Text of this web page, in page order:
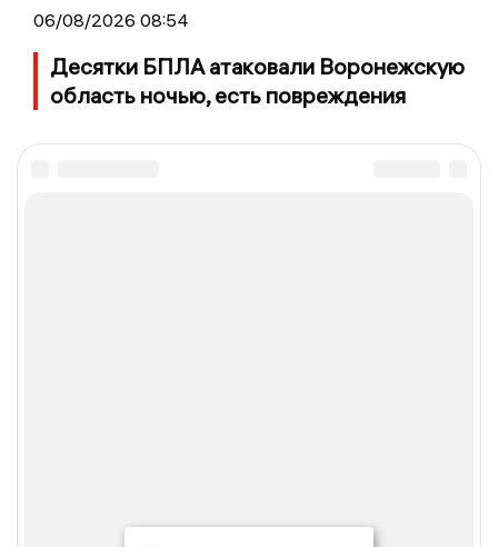
06/08/2026 08:54
Десятки БПЛА атаковали Воронежскую
область ночью, есть повреждения